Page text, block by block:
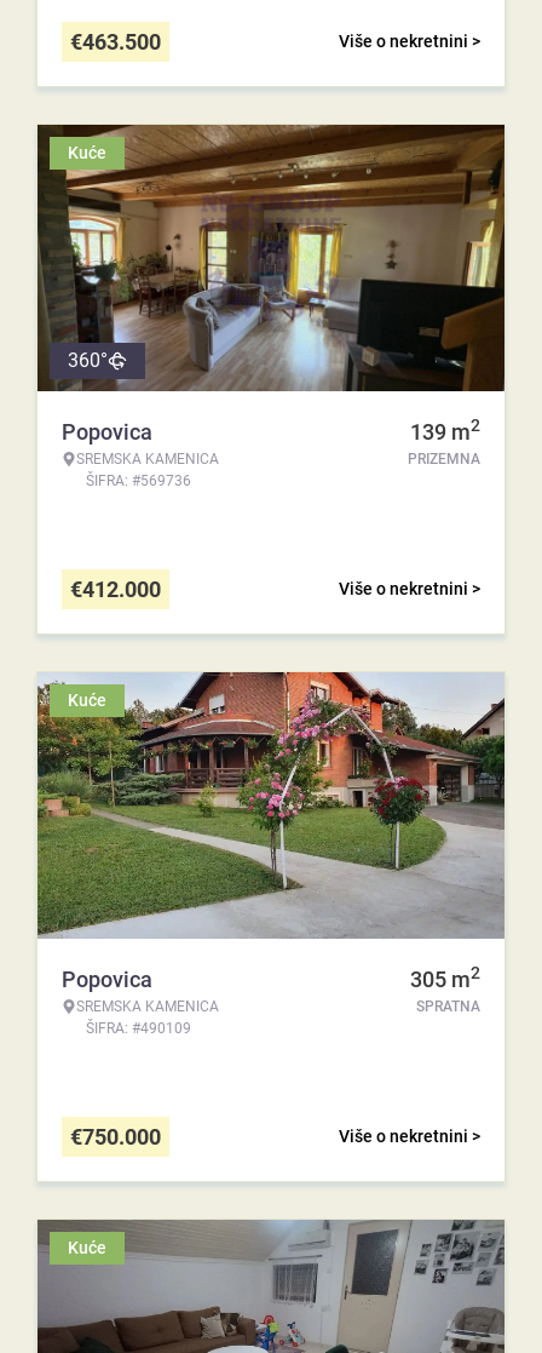
Više o nekretnini >
€463.500
Kuće
360°
Popovica
SREMSKA KAMENICA
ŠIFRA: #569736
139 m2
PRIZEMNA
Više o nekretnini >
€412.000
Kuće
Popovica
SREMSKA KAMENICA
ŠIFRA: #490109
305 m2
SPRATNA
Više o nekretnini >
€750.000
Kuće